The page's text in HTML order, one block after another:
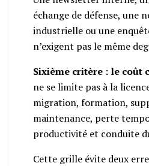
échange de défense, une
industrielle ou une
n’exigent pas le même
Sixième critère : le coût
ne se limite pas à la
migration, formation,
maintenance, perte
productivité et conduite
Cette grille évite deux